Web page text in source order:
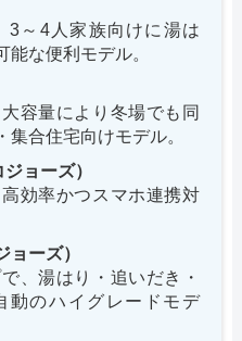
3～4人家族向けに湯は
能な便利モデル。
容量により冬場でも同
合住宅向けモデル。
ョーズ）
効率かつスマホ連携対
ョーズ）
、湯はり・追いだき・
動のハイグレードモデ